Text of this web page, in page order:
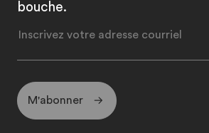
bouche.
M'abonner